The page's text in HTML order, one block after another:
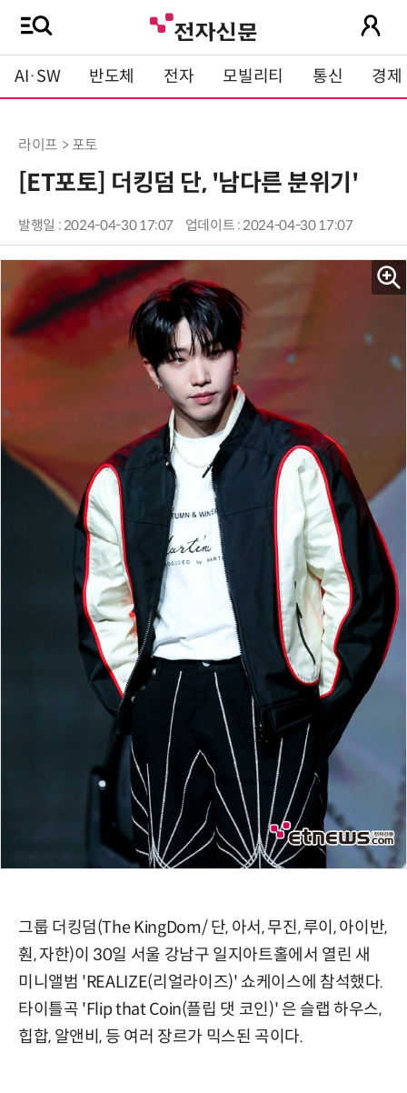
AI·SW 반도체 전자 모빌리티 통신 경제
라이프 > 포토
[ET포토] 더킹덤 단, '남다른 분위기'
발행일 : 2024-04-30 17:07 업데이트 : 2024-04-30 17:07
그룹 더킹덤(The KingDom/ 단, 아서, 무진, 루이, 아이반,
훤, 자한)이 30일 서울 강남구 일지아트홀에서 열린 새
미니앨범 'REALIZE(리얼라이즈)' 쇼케이스에 참석했다.
타이틀곡 'Flip that Coin(플립 댓 코인)' 은 슬랩 하우스,
힙합, 알앤비, 등 여러 장르가 믹스된 곡이다.